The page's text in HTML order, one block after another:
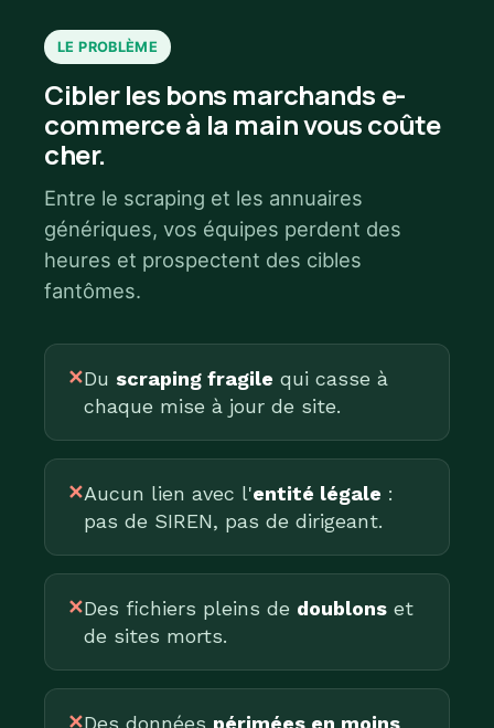
LE PROBLÈME
Cibler les bons marchands e-
commerce à la main vous coûte
cher.
Entre le scraping et les annuaires
génériques, vos équipes perdent des
heures et prospectent des cibles
fantômes.
✕Du scraping fragile qui casse à
chaque mise à jour de site.
✕Aucun lien avec l'entité légale :
pas de SIREN, pas de dirigeant.
✕Des fichiers pleins de doublons et
de sites morts.
✕Des données périmées en moins